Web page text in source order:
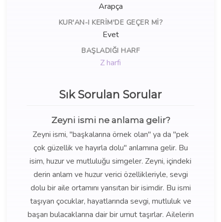
Arapça
KUR'AN-I KERIM'DE GEÇER MI?
Evet
BAŞLADIĞI HARF
Z harfi
Sık Sorulan Sorular
Zeyni ismi ne anlama gelir?
Zeyni ismi, "başkalarına örnek olan" ya da "pek
çok güzellik ve hayırla dolu" anlamına gelir. Bu
isim, huzur ve mutluluğu simgeler. Zeyni, içindeki
derin anlam ve huzur verici özellikleriyle, sevgi
dolu bir aile ortamını yansıtan bir isimdir. Bu ismi
taşıyan çocuklar, hayatlarında sevgi, mutluluk ve
başarı bulacaklarına dair bir umut taşırlar. Ailelerin